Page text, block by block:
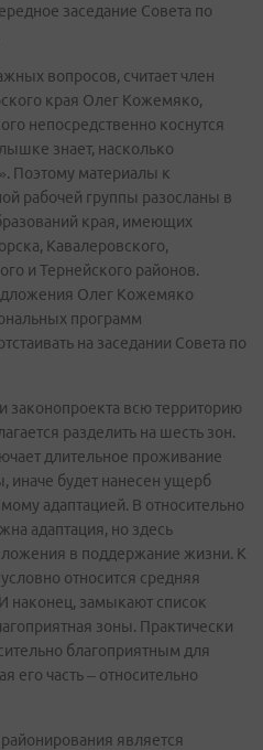
заседание Совета по
вопросов, считает член
края Олег Кожемяко,
непосредственно коснутся
знает, насколько
Поэтому материалы к
рабочей группы разосланы в
края, имеющих
Кавалеровского,
и Тернейского районов.
Олег Кожемяко
программ
на заседании Совета по
законопроекта всю территорию
разделить на шесть зон.
длительное проживание
иначе будет нанесен ущерб
адаптацией. В относительно
адаптация, но здесь
в поддержание жизни. К
относится средняя
наконец, замыкают список
зоны. Практически
благоприятным для
часть – относительно
является